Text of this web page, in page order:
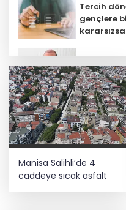
Tercih
gençlere
görevden
Çocuk
yolu
Manisa Salihli’de 4
caddeye sıcak asfalt